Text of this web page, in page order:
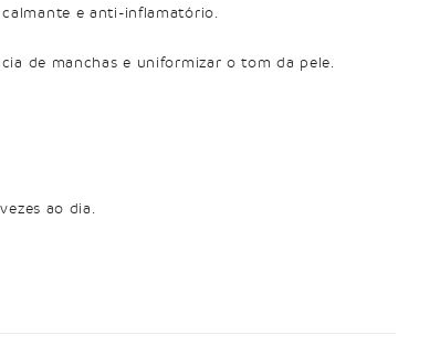
e anti-inflamatório.
de manchas e uniformizar o tom da pele.
ao dia.